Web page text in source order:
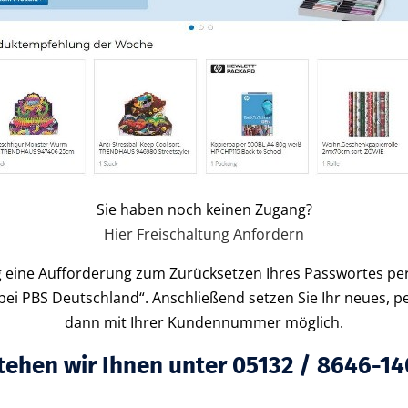
Sie haben noch keinen Zugang?
Hier Freischaltung Anfordern
Aufforderung zum Zurücksetzen Ihres Passwortes
PBS Deutschland“. Anschließend setzen Sie Ihr neues,
dann mit Ihrer Kundennummer möglich.
wir Ihnen unter 05132 / 8646-